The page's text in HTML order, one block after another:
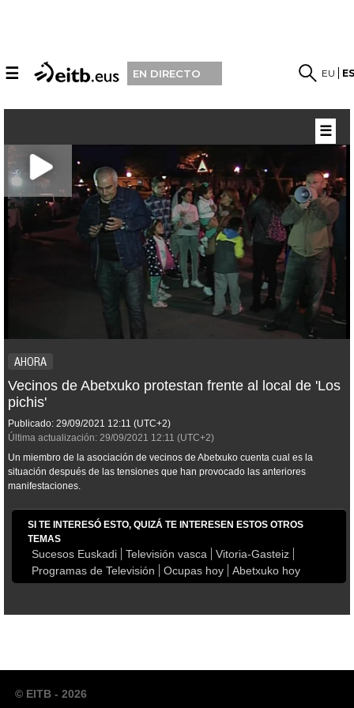
☰ EN DIRECTO EU
AHORA
Vecinos de Abetxuko protestan frente al local de 'Los
pichis'
Publicado: 29/09/2021 12:11 (UTC+2)
Última actualización: 29/09/2021 12:11 (UTC+2)
Un miembro de la asociación de vecinos de Abetxuko cuenta cual es la
situación después de las tensiones que han provocado las anteriores
manifestaciones.
SI TE INTERESÓ ESTO, QUIZÁ TE INTERESEN ESTOS OTROS
TEMAS
Sucesos Euskadi Televisión vasca
Vitoria-Gasteiz
Programas de Televisión
Ocupas hoy Abetxuko hoy
☰
© EITB - 2026